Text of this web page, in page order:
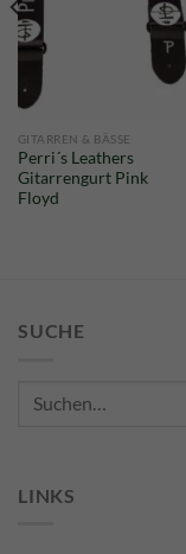
GITARREN & BÄSSE
Perri´s Leathers
Gitarrengurt Pink
Floyd
SUCHE
Suche
LINKS